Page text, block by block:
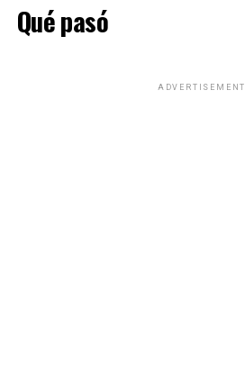
Qué pasó
ADVERTISEMENT